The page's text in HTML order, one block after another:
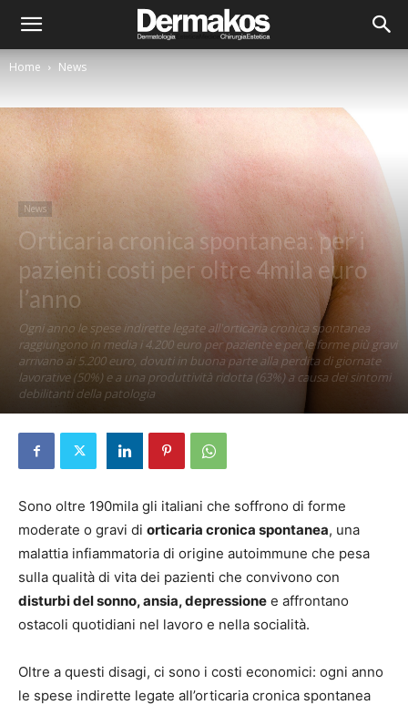
Home News
News
Orticaria cronica spontanea: per i
pazienti costi per oltre 4mila euro
l’anno
Ogni anno le spese indirette legate all'orticaria cronica spontanea
raggiungono in media i 4.200 euro per paziente e per le forme più gravi
arrivano ai 5.200 euro, dovuti in buona parte alla perdita di giornate
lavorative (50%) e a una produttività ridotta (63%) a causa dei sintomi
debilitanti della patologia
Di Redazione - 19 Giugno 2026
Sono oltre 190mila gli italiani che soffrono di forme
moderate o gravi di orticaria cronica spontanea, una
malattia infiammatoria di origine autoimmune che pesa
sulla qualità di vita dei pazienti che convivono con
disturbi del sonno, ansia, depressione e affrontano
ostacoli quotidiani nel lavoro e nella socialità.
Oltre a questi disagi, ci sono i costi economici: ogni anno
le spese indirette legate all’orticaria cronica spontanea